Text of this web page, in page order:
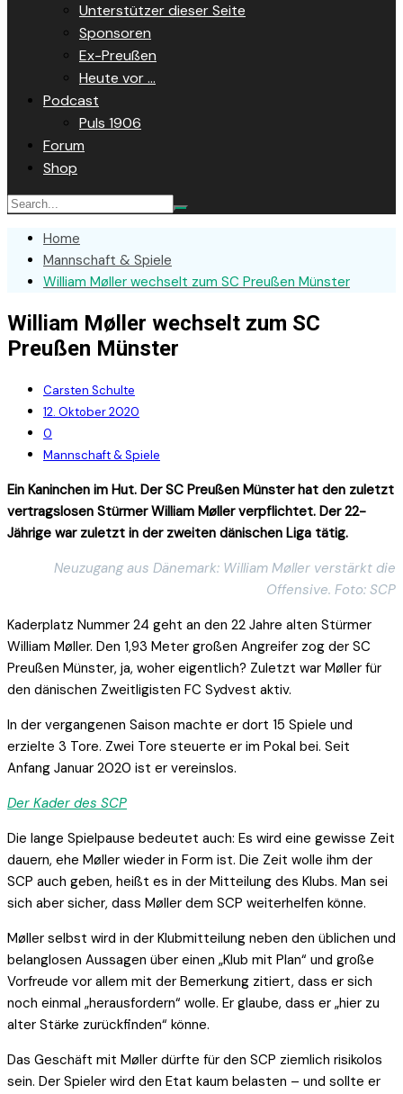
Unterstützer dieser Seite
Sponsoren
Ex-Preußen
Heute vor …
Podcast
Puls 1906
Forum
Shop
Home
Mannschaft & Spiele
William Møller wechselt zum SC Preußen Münster
William Møller wechselt zum SC
Preußen Münster
Carsten Schulte
12. Oktober 2020
0
Mannschaft & Spiele
Ein Kaninchen im Hut. Der SC Preußen Münster hat den zuletzt
vertragslosen Stürmer William Møller verpflichtet. Der 22-
Jährige war zuletzt in der zweiten dänischen Liga tätig.
Neuzugang aus Dänemark: William Møller verstärkt die
Offensive. Foto: SCP
Kaderplatz Nummer 24 geht an den 22 Jahre alten Stürmer
William Møller. Den 1,93 Meter großen Angreifer zog der SC
Preußen Münster, ja, woher eigentlich? Zuletzt war Møller für
den dänischen Zweitligisten FC Sydvest aktiv.
In der vergangenen Saison machte er dort 15 Spiele und
erzielte 3 Tore. Zwei Tore steuerte er im Pokal bei. Seit
Anfang Januar 2020 ist er vereinslos.
Der Kader des SCP
Die lange Spielpause bedeutet auch: Es wird eine gewisse Zeit
dauern, ehe Møller wieder in Form ist. Die Zeit wolle ihm der
SCP auch geben, heißt es in der Mitteilung des Klubs. Man sei
sich aber sicher, dass Møller dem SCP weiterhelfen könne.
Møller selbst wird in der Klubmitteilung neben den üblichen und
belanglosen Aussagen über einen „Klub mit Plan“ und große
Vorfreude vor allem mit der Bemerkung zitiert, dass er sich
noch einmal „herausfordern“ wolle. Er glaube, dass er „hier zu
alter Stärke zurückfinden“ könne.
Das Geschäft mit Møller dürfte für den SCP ziemlich risikolos
sein. Der Spieler wird den Etat kaum belasten – und sollte er